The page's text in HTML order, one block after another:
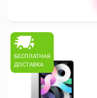
БЕСПЛАТНАЯ
ДОСТАВКА